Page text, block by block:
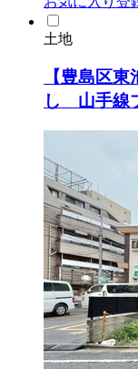
土地
【豊島区
し 山手線